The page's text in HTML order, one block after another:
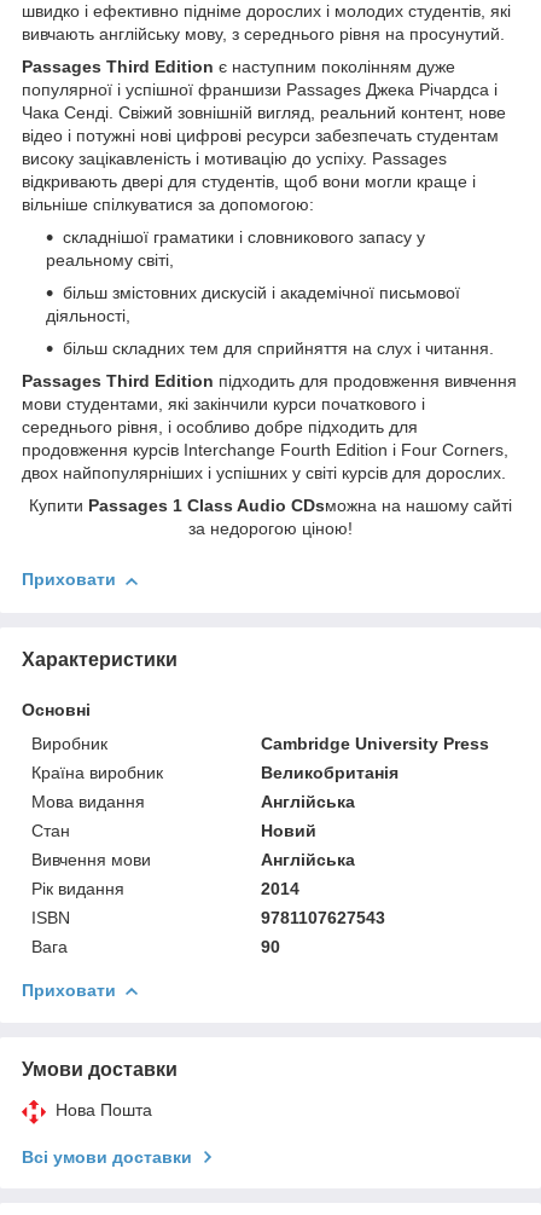
швидко і ефективно підніме дорослих і молодих студентів, які
вивчають англійську мову, з середнього рівня на просунутий.
Passages Third Edition є наступним поколінням дуже
популярної і успішної франшизи Passages Джека Річардса і
Чака Сенді. Свіжий зовнішній вигляд, реальний контент, нове
відео і потужні нові цифрові ресурси забезпечать студентам
високу зацікавленість і мотивацію до успіху. Passages
відкривають двері для студентів, щоб вони могли краще і
вільніше спілкуватися за допомогою:
складнішої граматики і словникового запасу у
реальному світі,
більш змістовних дискусій і академічної письмової
діяльності,
більш складних тем для сприйняття на слух і читання.
Passages Third Edition підходить для продовження вивчення
мови студентами, які закінчили курси початкового і
середнього рівня, і особливо добре підходить для
продовження курсів Interchange Fourth Edition і Four Corners,
двох найпопулярніших і успішних у світі курсів для дорослих.
Купити Passages 1 Class Audio CDsможна на нашому сайті
за недорогою ціною!
Приховати
Характеристики
Основні
Виробник
Cambridge University Press
Країна виробник
Великобританія
Мова видання
Англійська
Стан
Новий
Вивчення мови
Англійська
Рік видання
2014
ISBN
9781107627543
Вага
90
Приховати
Умови доставки
Нова Пошта
Всі умови доставки